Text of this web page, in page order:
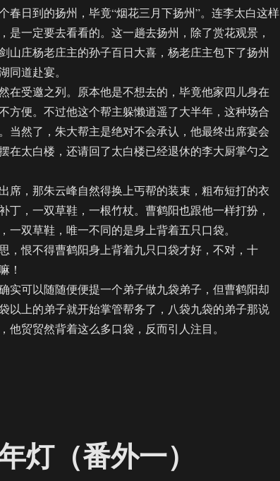
日到的扬州，毕竟“烟花三月下扬州”。连李太白这样
是一定要去看看的。这一趟去扬州，除了赏花观景，
庄杨老庄主的孙子百日大喜，杨老庄主包下了扬州
同道赴宴。
受邀之列。原本他是不想去的，毕竟他家四儿身在
方便。不过他这个帮主躲懒逍遥了大半年，这种场合
当然了，朱大帮主是绝对不会承认，他最终出席宴会
在太白楼，还请回了太白楼已经退休的李大厨掌勺之
，那朱云峰自然得换上丐帮的装束，粗布短打的衣
丁，一双草鞋，一根竹杖。曹鹤阳也跟他一样打扮，
一双草鞋，唯一不同的是身上背着五只口袋。
恨不得曹鹤阳身上背着九只口袋才好，不对，十
！
可以随随便便提一个弟子做九袋弟子，但曹鹤阳却
以上的弟子就开始掌管帮务了，八袋九袋的弟子那说
他贸贸然背着这么多口袋，反而引人注目。
雨十年灯（番外二）”
灯（番外一）